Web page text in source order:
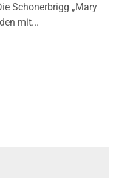
Schonerbrigg „Mary
mit...